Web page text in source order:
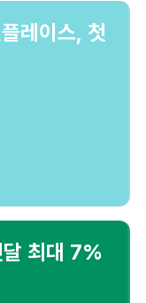
레이스, 첫
최대 7%